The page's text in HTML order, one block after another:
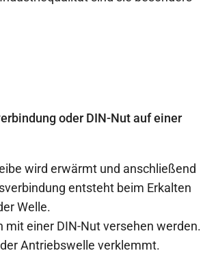
oder DIN-Nut auf einer
wird erwärmt und anschließend
entsteht beim Erkalten
Welle.
einer DIN-Nut versehen werden.
Antriebswelle verklemmt.